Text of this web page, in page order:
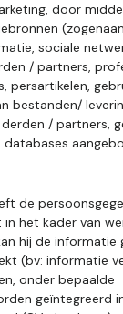
door
sociale
/ partners,
persartikelen,
bestanden/
/ partners,
databases
de
het kader van
hij de informatie
(bv: informatie
onder bepaalde
geïntegreerd